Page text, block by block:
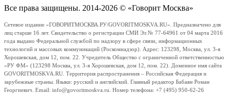
Все права защищены. 2014-2026 © «Говорит Москва»
Сетевое издание «ГОВОРИТМОСКВА.РУ/GOVORITMOSKVA.RU». Предназначено для
лиц старше 16 лет. Свидетельство о регистрации СМИ Эл № 77-64961 от 04 марта 2016
года выдано Федеральной службой по надзору в сфере связи, информационных
технологий и массовых коммуникаций (Роскомнадзор). Адрес: 123298, Москва, ул. 3-я
Хорошевская, дом 12, пом. 22. Учредитель Общество с ограниченной ответственностью
«РУ ФМ» (123298 Москва, ул. 3-я Хорошевская, дом 12, пом. 22). Доменное имя сайта
GOVORITMOSKVA.RU. Территория распространения – Российская Федерация и
зарубежные страны. Языки: русский и английский. Главный редактор Бабаян Роман
Георгиевич. Email: info@govoritmoskva.ru. Номер телефона: +7 (495) 950-62-26